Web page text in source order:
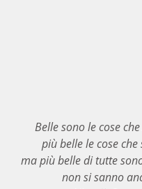
Belle sono le cose
più belle le cose che
ma più belle di tutte
non si sanno